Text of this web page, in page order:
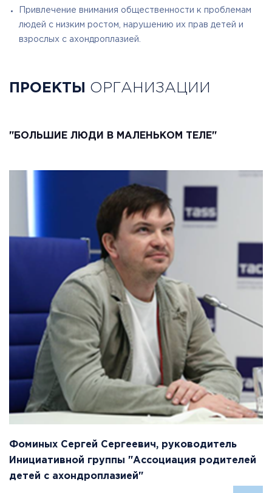
Привлечение внимания общественности к проблемам
людей с низким ростом, нарушению их прав детей и
взрослых с ахондроплазией.
ПРОЕКТЫ ОРГАНИЗАЦИИ
"БОЛЬШИЕ ЛЮДИ В МАЛЕНЬКОМ ТЕЛЕ"
Фоминых Сергей Сергеевич, руководитель
Инициативной группы "Ассоциация родителей
детей с ахондроплазией"